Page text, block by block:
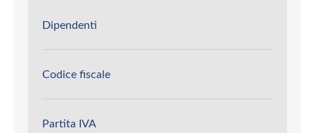
Dipendenti
Codice fiscale
Partita IVA